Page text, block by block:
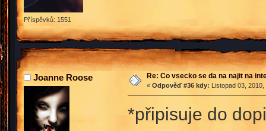
Příspěvků: 1551
Joanne Roose Re: Co vsecko se da na najit na
« Odpověď #36 kdy: Listopad 03,
*připisuje do